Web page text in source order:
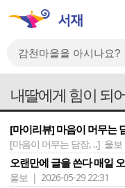
내딸에게 힘이 되
[마이리뷰] 마음이 머무는
[마음이 머무는 담장, ..] 울
오랜만에 글을 쓴다 매일
울보 | 2026-05-29 22:31